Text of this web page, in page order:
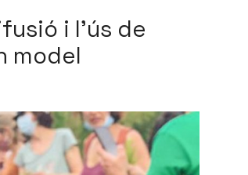
i l’ús de
model